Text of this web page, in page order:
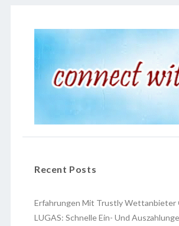
Recent Posts
Erfahrungen Mit Trustly Wettanbieter
LUGAS: Schnelle Ein- Und